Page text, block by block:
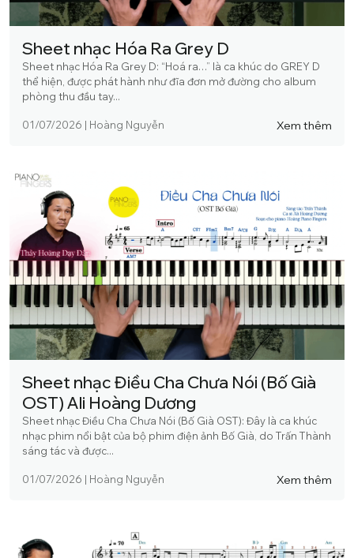
Sheet nhạc Hóa Ra Grey D
Sheet nhạc Hóa Ra Grey D: “Hoá ra…” là ca khúc do GREY D
thể hiện, được phát hành như đĩa đơn mở đường cho album
phòng thu đầu tay...
01/07/2026 | Hoàng Nguyễn Xem thêm
Sheet nhạc Điều Cha Chưa Nói (Bố Già
OST) Ali Hoàng Dương
Sheet nhạc Điều Cha Chưa Nói (Bố Già OST): Đây là ca khúc
nhạc phim nổi bật của bộ phim điện ảnh Bố Già, do Trấn Thành
sáng tác và được...
01/07/2026 | Hoàng Nguyễn Xem thêm